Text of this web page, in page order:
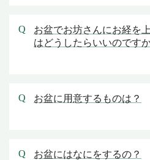
お盆でお坊さんにお経を
はどうしたらいいのですか
お盆に用意するものは？
お盆にはなにをするの？